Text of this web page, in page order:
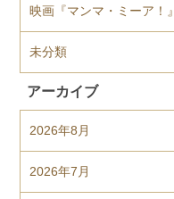
映画『マンマ・ミーア！』
未分類
アーカイブ
2026年8月
2026年7月